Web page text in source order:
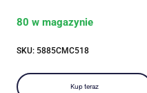
80 w magazynie
SKU: 5885CMC518
Kup teraz